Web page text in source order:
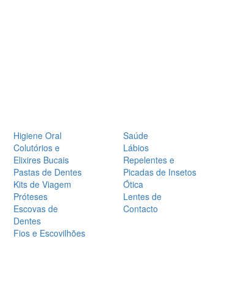
Higiene Oral
Colutórios e
Elixires Bucais
Pastas de Dentes
Kits de Viagem
Próteses
Escovas de
Dentes
Fios e Escovilhões
Saúde
Lábios
Repelentes e
Picadas de Insetos
Ótica
Lentes de
Contacto